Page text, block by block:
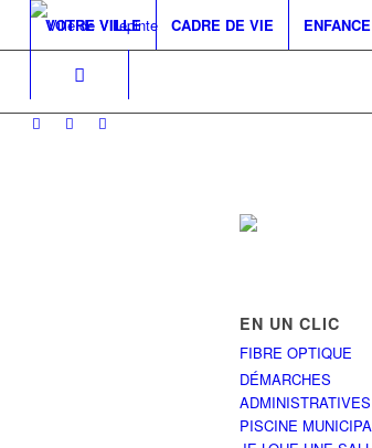
VOTRE VILLE CADRE DE VIE
EN UN CLIC
FIBRE OPTIQUE
DÉMARCHES
ADMINISTRATIVES
PISCINE